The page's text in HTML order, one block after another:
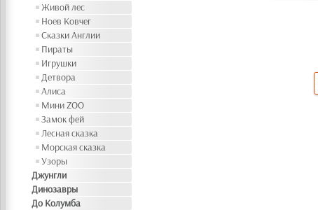
Живой лес
Ноев Ковчег
Сказки Англии
Пираты
Игрушки
Детвора
Алиса
Мини ZOO
Замок фей
Лесная сказка
Морская сказка
Узоры
Джунгли
Динозавры
До Колумба